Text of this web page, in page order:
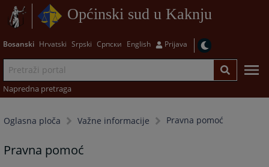
Općinski sud u Kaknju
Bosanski Hrvatski Srpski Српски English Prijava
Napredna pretraga
Oglasna ploča Važne informacije Pravna pomoć
Pravna pomoć